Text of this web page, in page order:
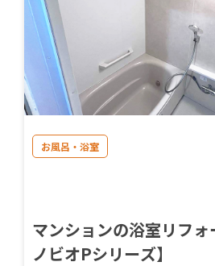
お風呂・浴室
マンションの浴室リフ
ノビオPシリーズ】